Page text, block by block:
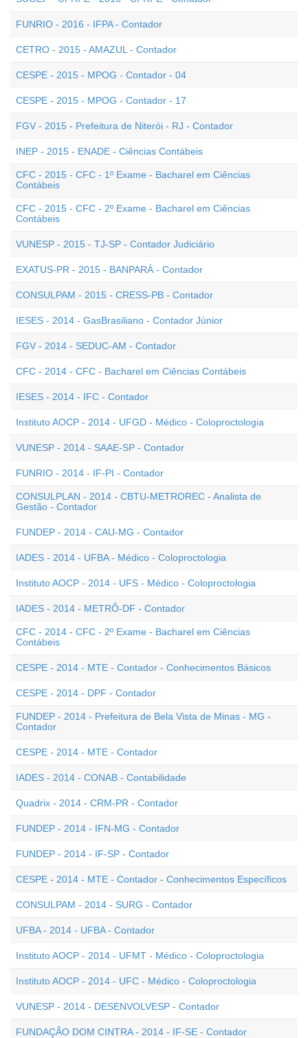
FUNRIO - 2016 - IFPA - Contador
CETRO - 2015 - AMAZUL - Contador
CESPE - 2015 - MPOG - Contador - 04
CESPE - 2015 - MPOG - Contador - 17
FGV - 2015 - Prefeitura de Niterói - RJ - Contador
INEP - 2015 - ENADE - Ciências Contábeis
CFC - 2015 - CFC - 1º Exame - Bacharel em Ciências
Contábeis
CFC - 2015 - CFC - 2º Exame - Bacharel em Ciências
Contábeis
VUNESP - 2015 - TJ-SP - Contador Judiciário
EXATUS-PR - 2015 - BANPARÁ - Contador
CONSULPAM - 2015 - CRESS-PB - Contador
IESES - 2014 - GasBrasiliano - Contador Júnior
FGV - 2014 - SEDUC-AM - Contador
CFC - 2014 - CFC - Bacharel em Ciências Contábeis
IESES - 2014 - IFC - Contador
Instituto AOCP - 2014 - UFGD - Médico - Coloproctologia
VUNESP - 2014 - SAAE-SP - Contador
FUNRIO - 2014 - IF-PI - Contador
CONSULPLAN - 2014 - CBTU-METROREC - Analista de
Gestão - Contador
FUNDEP - 2014 - CAU-MG - Contador
IADES - 2014 - UFBA - Médico - Coloproctologia
Instituto AOCP - 2014 - UFS - Médico - Coloproctologia
IADES - 2014 - METRÔ-DF - Contador
CFC - 2014 - CFC - 2º Exame - Bacharel em Ciências
Contábeis
CESPE - 2014 - MTE - Contador - Conhecimentos Básicos
CESPE - 2014 - DPF - Contador
FUNDEP - 2014 - Prefeitura de Bela Vista de Minas - MG -
Contador
CESPE - 2014 - MTE - Contador
IADES - 2014 - CONAB - Contabilidade
Quadrix - 2014 - CRM-PR - Contador
FUNDEP - 2014 - IFN-MG - Contador
FUNDEP - 2014 - IF-SP - Contador
CESPE - 2014 - MTE - Contador - Conhecimentos Específicos
CONSULPAM - 2014 - SURG - Contador
UFBA - 2014 - UFBA - Contador
Instituto AOCP - 2014 - UFMT - Médico - Coloproctologia
Instituto AOCP - 2014 - UFC - Médico - Coloproctologia
VUNESP - 2014 - DESENVOLVESP - Contador
FUNDAÇÃO DOM CINTRA - 2014 - IF-SE - Contador